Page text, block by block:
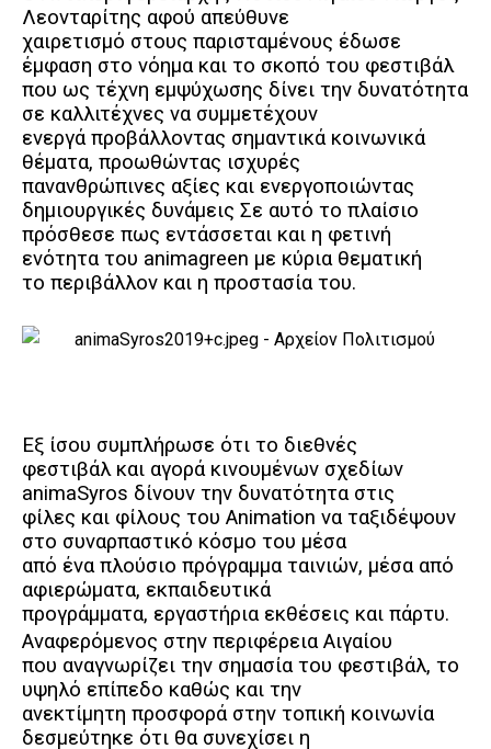
Λεονταρίτης αφού απεύθυνε
χαιρετισμό στους παρισταμένους έδωσε
έμφαση στο νόημα και το σκοπό του φεστιβάλ
που ως τέχνη εμψύχωσης δίνει την δυνατότητα
σε καλλιτέχνες να συμμετέχουν
ενεργά προβάλλοντας σημαντικά κοινωνικά
θέματα, προωθώντας ισχυρές
πανανθρώπινες αξίες και ενεργοποιώντας
δημιουργικές δυνάμεις Σε αυτό το πλαίσιο
πρόσθεσε πως εντάσσεται και η φετινή
ενότητα του animagreen με κύρια θεματική
το περιβάλλον και η προστασία του.
Εξ ίσου συμπλήρωσε ότι το διεθνές
φεστιβάλ και αγορά κινουμένων σχεδίων
animaSyros δίνουν την δυνατότητα στις
φίλες και φίλους του Animation να ταξιδέψουν
στο συναρπαστικό κόσμο του μέσα
από ένα πλούσιο πρόγραμμα ταινιών, μέσα από
αφιερώματα, εκπαιδευτικά
προγράμματα, εργαστήρια εκθέσεις και πάρτυ.
Αναφερόμενος στην περιφέρεια Αιγαίου
που αναγνωρίζει την σημασία του φεστιβάλ, το
υψηλό επίπεδο καθώς και την
ανεκτίμητη προσφορά στην τοπική κοινωνία
δεσμεύτηκε ότι θα συνεχίσει η